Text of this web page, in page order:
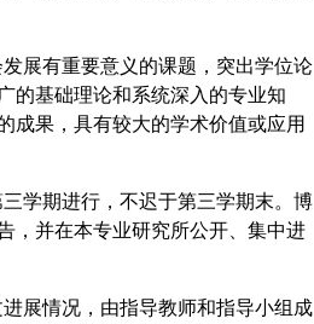
展有重要意义的课题，突出学位论
的基础理论和系统深入的专业知
成果，具有较大的学术价值或应用
学期进行，不迟于第三学期末。博
，并在本专业研究所公开、集中进
展情况，由指导教师和指导小组成